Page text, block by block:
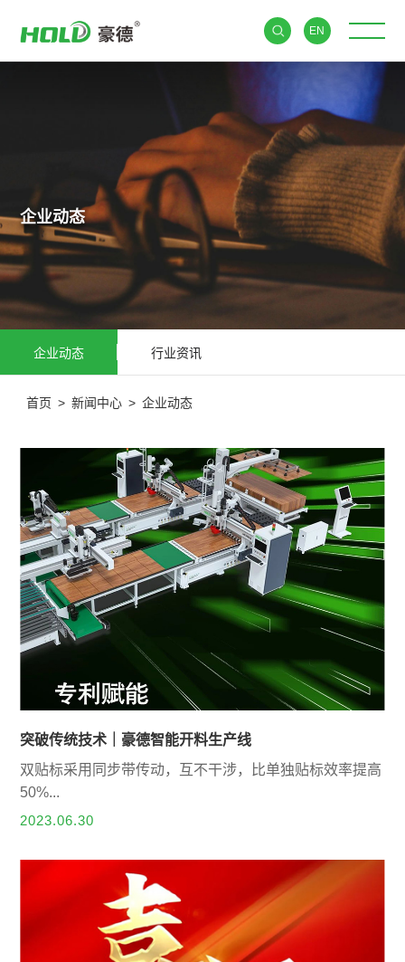
EN
企业动态
企业动态 行业资讯
首页 > 新闻中心 > 企业动态
突破传统技术｜豪德智能开料生产线
双贴标采用同步带传动，互不干涉，比单独贴标效率提高
50%...
2023.06.30